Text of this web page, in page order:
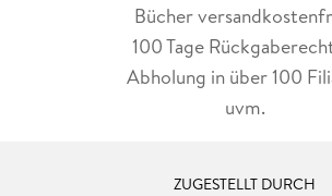
Bücher
100 Tage
Abholung in über 100
uvm.
ZUGESTELLT DURCH